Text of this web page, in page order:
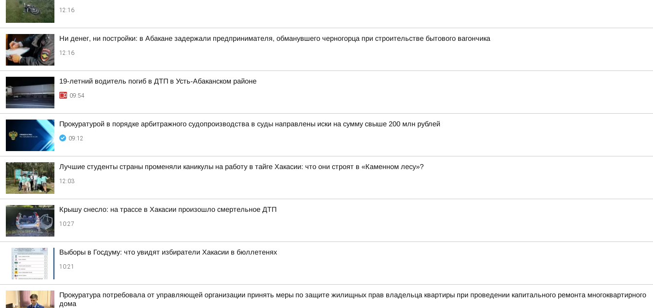
12:16
Ни денег, ни постройки: в Абакане задержали предпринимателя, обманувшего черногорца при строительстве бытового вагончика
12:16
19-летний водитель погиб в ДТП в Усть-Абаканском районе
09:54
Прокуратурой в порядке арбитражного судопроизводства в суды направлены иски на сумму свыше 200 млн рублей
09:12
Лучшие студенты страны променяли каникулы на работу в тайге Хакасии: что они строят в «Каменном лесу»?
12:03
Крышу снесло: на трассе в Хакасии произошло смертельное ДТП
10:27
Выборы в Госдуму: что увидят избиратели Хакасии в бюллетенях
10:21
Прокуратура потребовала от управляющей организации принять меры по защите жилищных прав владельца квартиры при проведении капитального ремонта многоквартирного
дома